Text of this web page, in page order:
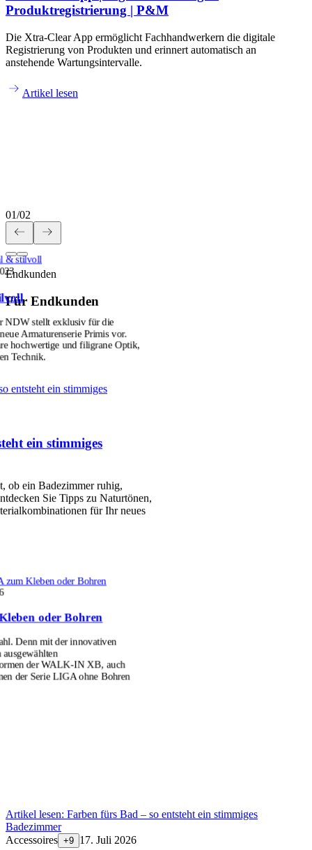
Produktregistrierung | P&M
Die Xtra-Clear App ermöglicht Fachhandwerkern die digitale
Registrierung von Produkten und erinnert automatisch an
anstehende Wartungsintervalle.
Artikel lesen
01/02
Endkunden
Für Endkunden
& stilvoll
NDW stellt exklusiv für die
Armaturenserie Primis vor.
hochwertige und filigrane Optik,
Technik.
entsteht ein stimmiges
ein stimmiges
ob ein Badezimmer ruhig,
Sie Tipps zu Naturtönen,
für Ihr neues
zum Kleben oder Bohren
oder Bohren
Denn mit der innovativen
der WALK-IN XB, auch
der Serie LIGA ohne Bohren
Artikel lesen: Farben fürs Bad – so entsteht ein stimmiges
Badezimmer
Accessoires +9 17. Juli 2026